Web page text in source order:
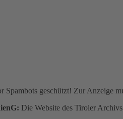
Spambots geschützt! Zur Anzeige
Die Website des Tiroler